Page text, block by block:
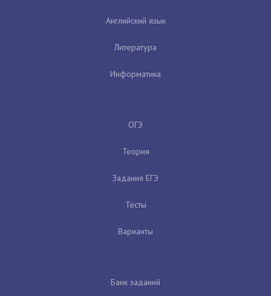
Английский язык
Литература
Информатика
ОГЭ
Теория
Задания ЕГЭ
Тесты
Варианты
Банк заданий